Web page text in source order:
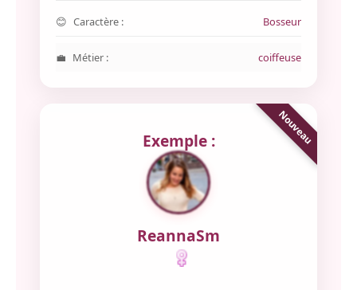
Caractère : Bosseur
Métier : coiffeuse
Exemple :
ReannaSm